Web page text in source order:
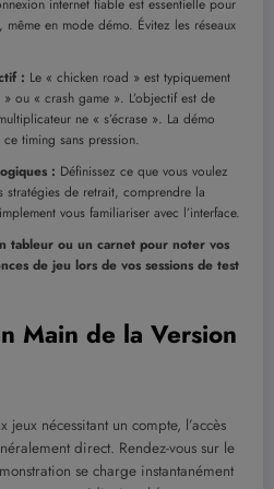
internet fiable est essentielle pour
en mode démo. Évitez les réseaux
: Le « chicken road » est typiquement
ou « crash game ». L’objectif est de
ne « s’écrase ». La démo
timing sans pression.
: Définissez ce que vous voulez
stratégies de retrait, comprendre la
vous familiariser avec l’interface.
tableur ou un carnet pour noter vos
de jeu lors de vos sessions de test
Main de la Version
nécessitant un compte, l’accès
direct. Rendez-vous sur le
se charge instantanément